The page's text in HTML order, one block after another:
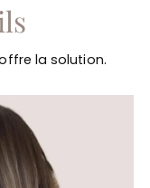
la solution.